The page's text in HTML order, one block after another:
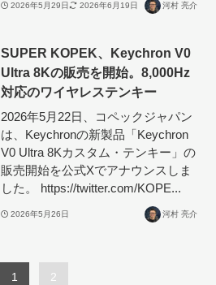
2026年5月29日 2026年6月19日 河村 亮介
SUPER KOPEK、Keychron V0
Ultra 8Kの販売を開始。8,000Hz
対応のワイヤレステンキー
2026年5月22日、コペックジャパン
は、Keychronの新製品「Keychron
V0 Ultra 8Kカスタム・テンキー」の
販売開始を公式Xでアナウンスしま
した。 https://twitter.com/KOPE...
2026年5月26日 河村 亮介
1 2